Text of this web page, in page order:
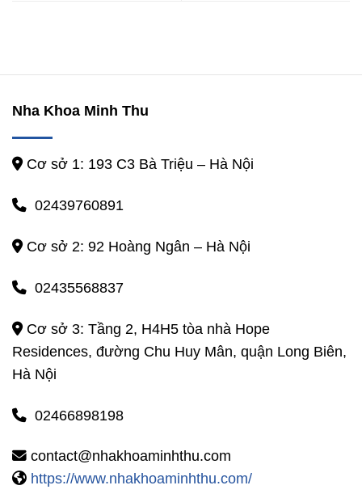
Nha Khoa Minh Thu
Cơ sở 1: 193 C3 Bà Triệu – Hà Nội
02439760891
Cơ sở 2: 92 Hoàng Ngân – Hà Nội
02435568837
Cơ sở 3: Tầng 2, H4H5 tòa nhà Hope
Residences, đường Chu Huy Mân, quận Long Biên,
Hà Nội
02466898198
contact@nhakhoaminhthu.com
https://www.nhakhoaminhthu.com/